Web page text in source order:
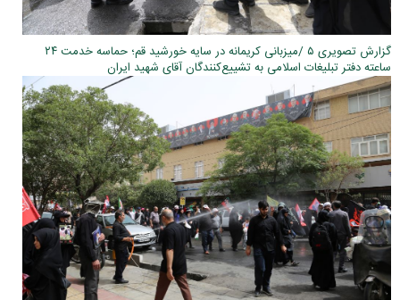
گزارش تصویری ۵ /میزبانی کریمانه در سایه خورشید قم؛ حماسه خدمت ۲۴
ساعته دفتر تبلیغات اسلامی به تشییع‌کنندگان آقای شهید ایران